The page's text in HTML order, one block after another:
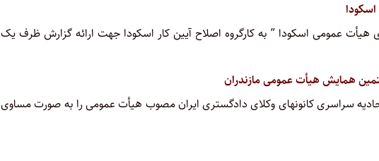
عمومی اسکودا ” به کارگروه اصلاح آیین کار اسکودا جهت ارائه گزارش ظرف یک
همایش هیأت عمومی مازندران
سراسری کانونهای وکلای دادگستری ایران مصوب هیأت عمومی را به صورت مساوی